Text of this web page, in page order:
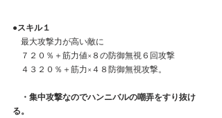
●スキル１
最大攻撃力が高い敵に
７２０％＋筋力値×８の防御無視６回攻撃
４３２０％＋筋力×４８防御無視攻撃。
・集中攻撃なのでハンニバルの嘲弄をすり抜け
る。